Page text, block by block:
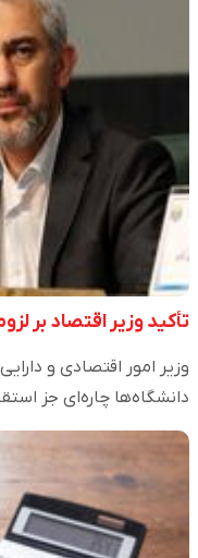
تأکید وزیر اقتصاد بر
وزیر امور اقتصادی و
دانشگاه‌ها چاره‌ای جز